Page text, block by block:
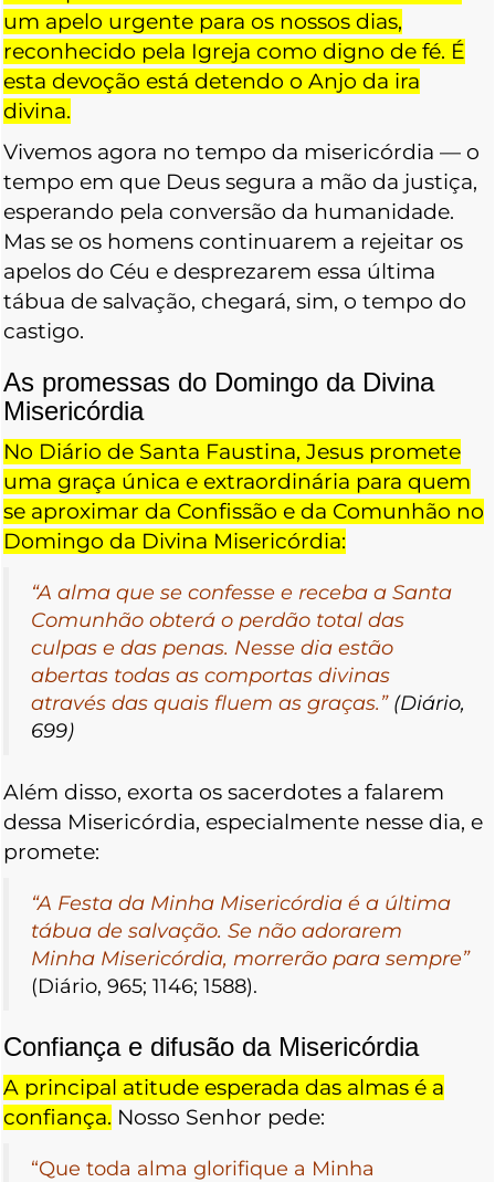
um apelo urgente para os nossos dias,
reconhecido pela Igreja como digno de fé. É
esta devoção está detendo o Anjo da ira
divina.
Vivemos agora no tempo da misericórdia — o
tempo em que Deus segura a mão da justiça,
esperando pela conversão da humanidade.
Mas se os homens continuarem a rejeitar os
apelos do Céu e desprezarem essa última
tábua de salvação, chegará, sim, o tempo do
castigo.
As promessas do Domingo da Divina
Misericórdia
No Diário de Santa Faustina, Jesus promete
uma graça única e extraordinária para quem
se aproximar da Confissão e da Comunhão no
Domingo da Divina Misericórdia:
“A alma que se confesse e receba a Santa
Comunhão obterá o perdão total das
culpas e das penas. Nesse dia estão
abertas todas as comportas divinas
através das quais fluem as graças.”(Diário,
699)
Além disso, exorta os sacerdotes a falarem
dessa Misericórdia, especialmente nesse dia, e
promete:
“A Festa da Minha Misericórdia é a última
tábua de salvação. Se não adorarem
Minha Misericórdia, morrerão para sempre”
(Diário, 965; 1146; 1588).
Confiança e difusão da Misericórdia
A principal atitude esperada das almas é a
confiança. Nosso Senhor pede:
“Que toda alma glorifique a Minha